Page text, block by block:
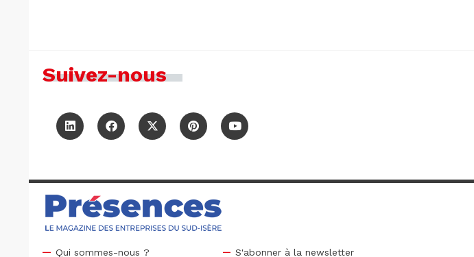
Suivez-nous
Qui sommes-nous ? S'abonner à la newsletter